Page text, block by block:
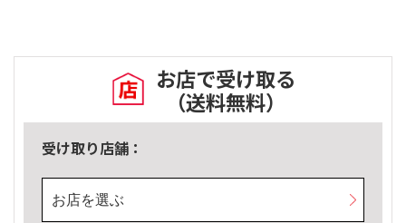
お店で受け取る
（送料無料）
受け取り店舗：
お店を選ぶ